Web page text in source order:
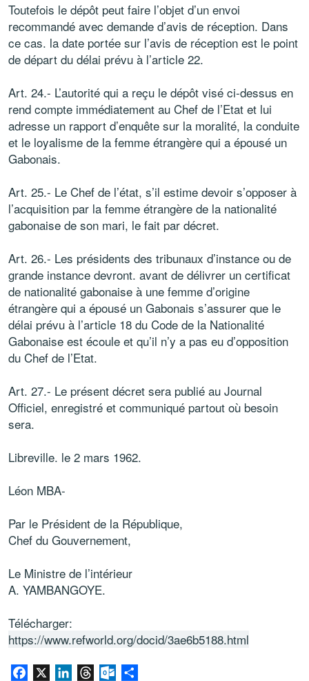
Toutefois le dépôt peut faire l’objet d’un envoi
recommandé avec demande d’avis de réception. Dans
ce cas. la date portée sur l’avis de réception est le point
de départ du délai prévu à l’article 22.
Art. 24.- L’autorité qui a reçu le dépôt visé ci-dessus en
rend compte immédiatement au Chef de l’Etat et lui
adresse un rapport d’enquête sur la moralité, la conduite
et le loyalisme de la femme étrangère qui a épousé un
Gabonais.
Art. 25.- Le Chef de l’état, s’il estime devoir s’opposer à
l’acquisition par la femme étrangère de la nationalité
gabonaise de son mari, le fait par décret.
Art. 26.- Les présidents des tribunaux d’instance ou de
grande instance devront. avant de délivrer un certificat
de nationalité gabonaise à une femme d’origine
étrangère qui a épousé un Gabonais s’assurer que le
délai prévu à l’article 18 du Code de la Nationalité
Gabonaise est écoule et qu’il n’y a pas eu d’opposition
du Chef de l’Etat.
Art. 27.- Le présent décret sera publié au Journal
Officiel, enregistré et communiqué partout où besoin
sera.
Libreville. le 2 mars 1962.
Léon MBA-
Par le Président de la République,
Chef du Gouvernement,
Le Ministre de l’intérieur
A. YAMBANGOYE.
Télécharger:
https://www.refworld.org/docid/3ae6b5188.html
Facebook LinkedInThreadsOutlook.com